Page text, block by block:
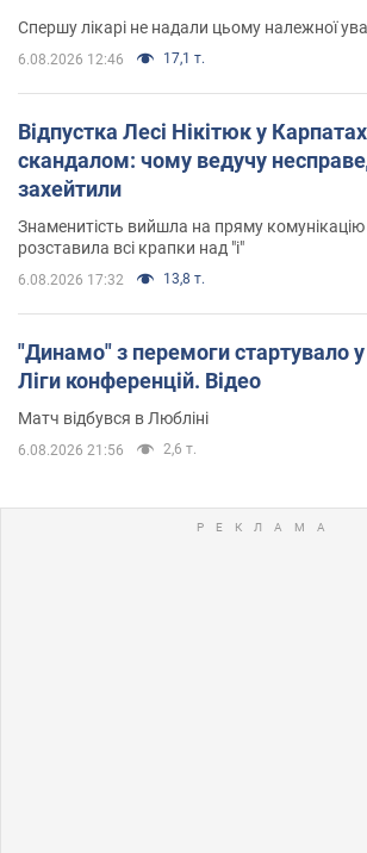
Спершу лікарі не надали цьому належної
6.08.2026 12:46 17,1 т.
Відпустка Лесі Нікітюк у
скандалом: чому ведучу
захейтили
Знаменитість вийшла на пряму комунікацію
розставила всі крапки над "і"
6.08.2026 17:32 13,8 т.
"Динамо" з перемоги стартувало у
Ліги конференцій. Відео
Матч відбувся в Любліні
6.08.2026 21:56 2,6 т.